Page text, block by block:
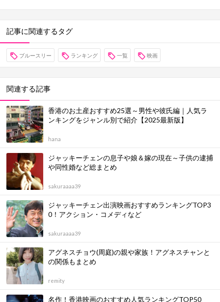
記事に関連するタグ
ブルースリー ランキング 一覧 映画
関連する記事
香港のお土産おすすめ25選～男性や彼氏編｜人気ラ
ンキングをジャンル別で紹介【2025最新版】
hana
ジャッキーチェンの息子や娘＆嫁の現在～子供の逮捕
や同性婚など総まとめ
sakuraaaa39
ジャッキーチェン出演映画おすすめランキングTOP3
0！アクション・コメディなど
sakuraaaa39
アグネスチョウ(周庭)の親や家族！アグネスチャンと
の関係もまとめ
remity
名作！香港映画のおすすめ人気ランキングTOP50